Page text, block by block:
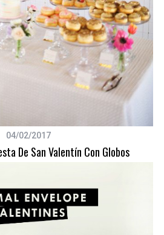
04/02/2017
De San Valentín Con Globos